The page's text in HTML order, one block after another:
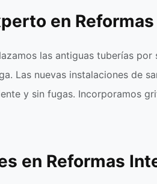
en
las antiguas tuberías por
Las nuevas instalaciones de
y sin fugas. Incorporamos
en Reformas